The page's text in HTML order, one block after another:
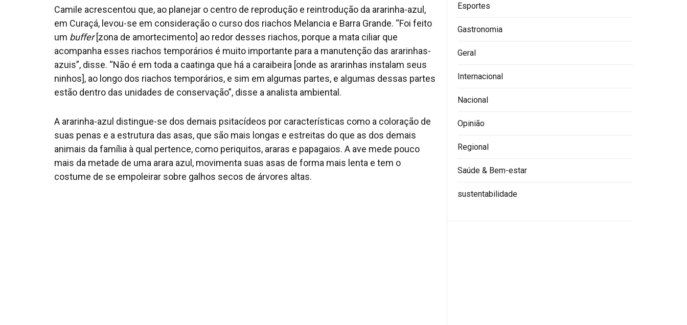
Camile acrescentou que, ao planejar o centro de reprodução e reintrodução da ararinha-azul,
em Curaçá, levou-se em consideração o curso dos riachos Melancia e Barra Grande. “Foi feito
um buffer[zona de amortecimento] ao redor desses riachos, porque a mata ciliar que
acompanha esses riachos temporários é muito importante para a manutenção das ararinhas-
azuis”, disse. “Não é em toda a caatinga que há a caraibeira [onde as ararinhas instalam seus
ninhos], ao longo dos riachos temporários, e sim em algumas partes, e algumas dessas partes
estão dentro das unidades de conservação”, disse a analista ambiental.
A ararinha-azul distingue-se dos demais psitacídeos por características como a coloração de
suas penas e a estrutura das asas, que são mais longas e estreitas do que as dos demais
animais da família à qual pertence, como periquitos, araras e papagaios. A ave mede pouco
mais da metade de uma arara azul, movimenta suas asas de forma mais lenta e tem o
costume de se empoleirar sobre galhos secos de árvores altas.
Esportes
Gastronomia
Geral
Internacional
Nacional
Opinião
Regional
Saúde & Bem-estar
sustentabilidade